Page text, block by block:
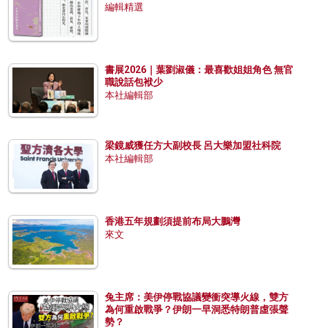
編輯精選
書展2026｜葉劉淑儀：最喜歡姐姐角色 無官
職說話包袱少
本社編輯部
梁鏡威獲任方大副校長 呂大樂加盟社科院
本社編輯部
香港五年規劃須提前布局大鵬灣
來文
兔主席：美伊停戰協議變衝突導火線，雙方
為何重啟戰爭？伊朗一早洞悉特朗普虛張聲
勢？